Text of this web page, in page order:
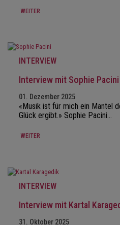
WEITER
INTERVIEW
Interview mit Sophie Pacini
01. Dezember 2025
«Musik ist für mich ein Mantel
Glück ergibt.» Sophie Pacini…
WEITER
INTERVIEW
Interview mit Kartal
31. Oktober 2025